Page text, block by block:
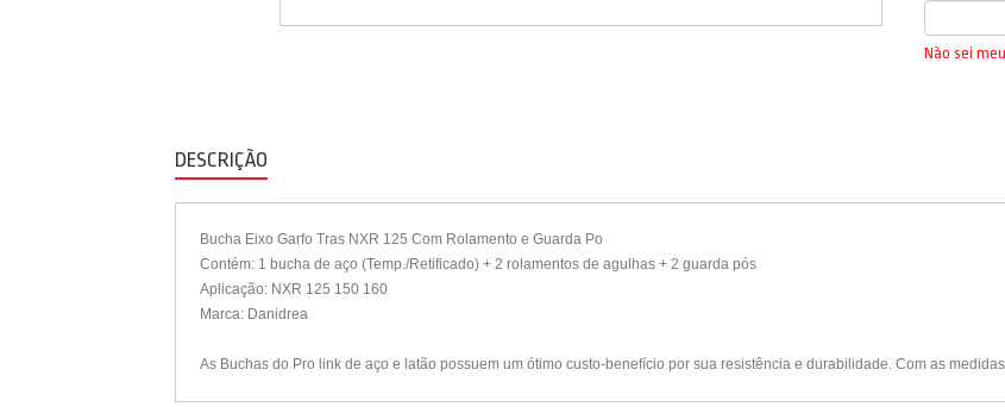
Não sei
DESCRIÇÃO
Bucha Eixo Garfo Tras NXR 125 Com Rolamento e Guarda Po
Contém: 1 bucha de aço (Temp./Retificado) + 2 rolamentos de agulhas + 2 guarda pós
Aplicação: NXR 125 150 160
Marca: Danidrea
As Buchas do Pro link de aço e latão possuem um ótimo custo-benefício por sua resistência e durabilidade. Com as